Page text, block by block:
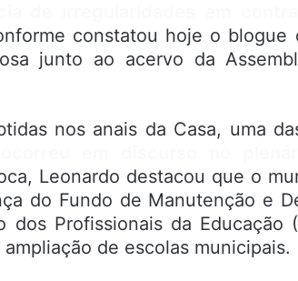
constatou hoje o blogue
junto ao acervo da
nos anais da Casa, uma
Leonardo destacou que o
do Fundo de Manutenção e
dos Profissionais da Educação
de escolas municipais.